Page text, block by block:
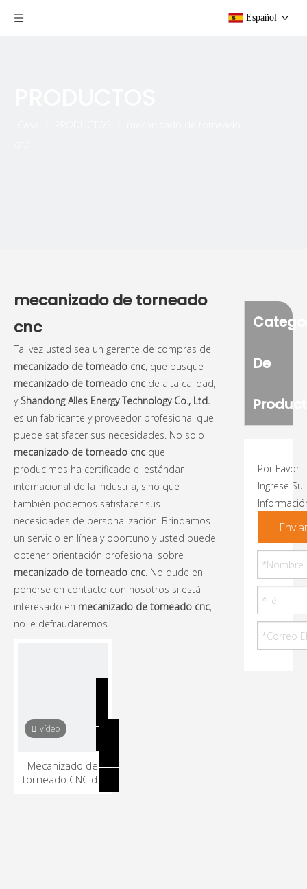
Español
mecanizado de torneado
cnc
Tal vez usted sea un gerente de compras de
mecanizado de torneado cnc, que busque
mecanizado de torneado cnc de alta calidad,
y Shandong Alles Energy Technology Co., Ltd.
es un fabricante y proveedor profesional que
puede satisfacer sus necesidades. No solo
mecanizado de torneado cnc que
producimos ha certificado el estándar
internacional de la industria, sino que
también podemos satisfacer sus
necesidades de personalización. Brindamos
un servicio en línea y oportuno y usted puede
obtener orientación profesional sobre
mecanizado de torneado cnc. No dude en
ponerse en contacto con nosotros si está
interesado en mecanizado de torneado cnc,
no le defraudaremos.
vídeo
Mecanizado de
torneado CNC de
precio súper bajo
De
Por Favor
Ingrese Su